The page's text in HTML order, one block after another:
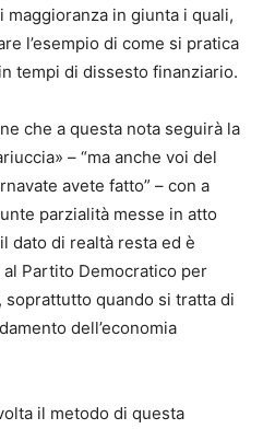
in giunta i quali,
l’esempio di come si pratica
tempi di dissesto finanziario.
che a questa nota seguirà la
– “ma anche voi del
avete fatto” – con a
parzialità messe in atto
dato di realtà resta ed è
Partito Democratico per
quando si tratta di
dell’economia
il metodo di questa